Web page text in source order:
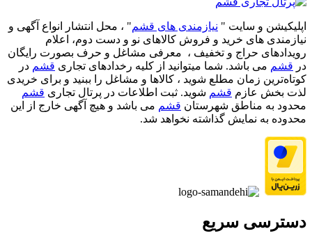
اپلیکیشن و سایت " نیازمندی های قشم" ، محل انتشار انواع آگهی و
نیازمندی های خرید و فروش کالاهای نو و دست‌ دوم، اعلام
رویدادهای حراج و تخفیف ، معرفی مشاغل و حرف بصورت رایگان
در قشم می باشد. شما میتوانید از کلیه رخدادهای تجاری قشم در
کوتاه‌ترین زمان مطلع شوید ، کالاها و مشاغل را ببنید و برای خریدی
لذت بخش عازم قشم شوید. ثبت اطلاعات در پرتال تجاری قشم
محدود به مناطق شهرستان قشم می باشد و هیچ آگهی خارج از این
محدوده به نمایش گذاشته نخواهد شد.
دسترسی سریع